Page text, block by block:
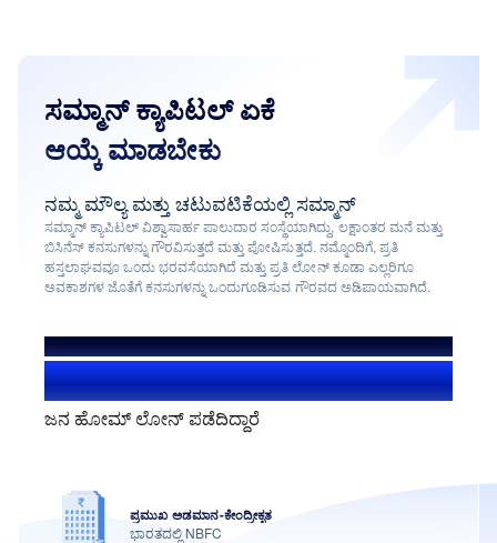
ಸಮ್ಮಾನ್ ಕ್ಯಾಪಿಟಲ್ ಏಕೆ
ಆಯ್ಕೆ ಮಾಡಬೇಕು
ನಮ್ಮ ಮೌಲ್ಯ ಮತ್ತು ಚಟುವಟಿಕೆಯಲ್ಲಿ ಸಮ್ಮಾನ್
ಸಮ್ಮಾನ್ ಕ್ಯಾಪಿಟಲ್ ವಿಶ್ವಾಸಾರ್ಹ ಪಾಲುದಾರ ಸಂಸ್ಥೆಯಾಗಿದ್ದು, ಲಕ್ಷಾಂತರ ಮನೆ ಮತ್ತು
ಬಿಸಿನೆಸ್ ಕನಸುಗಳನ್ನು ಗೌರವಿಸುತ್ತದೆ ಮತ್ತು ಪೋಷಿಸುತ್ತದೆ. ನಮ್ಮೊಂದಿಗೆ, ಪ್ರತಿ
ಹಸ್ತಲಾಘವವೂ ಒಂದು ಭರವಸೆಯಾಗಿದೆ ಮತ್ತು ಪ್ರತಿ ಲೋನ್ ಕೂಡಾ ಎಲ್ಲರಿಗೂ
ಅವಕಾಶಗಳ ಜೊತೆಗೆ ಕನಸುಗಳನ್ನು ಒಂದುಗೂಡಿಸುವ ಗೌರವದ ಅಡಿಪಾಯವಾಗಿದೆ.
ನಮ್ಮ ಸಹಕಾರದಿಂದಾಗಿ
1.4+ ಮಿಲಿಯನ್ ಬಳಕೆದಾರರು
ಜನ ಹೋಮ್ ಲೋನ್ ಪಡೆದಿದ್ದಾರೆ
ಪ್ರಮುಖ ಅಡಮಾನ-ಕೇಂದ್ರೀಕೃತ
ಭಾರತದಲ್ಲಿ NBFC